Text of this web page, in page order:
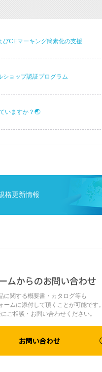
CEマーキング簡素化の支援
ショップ認証プログラム
いますか？🌏
格更新情報
に関する概要書・カタログ等も
ームに添付して頂くことが可能です。
ご相談・お問い合わせください。